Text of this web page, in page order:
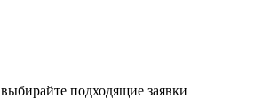
выбирайте подходящие заявки